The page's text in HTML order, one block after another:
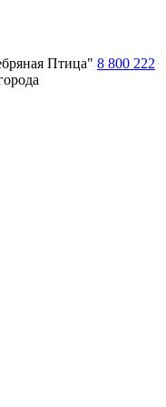
Птица" 8 800 222